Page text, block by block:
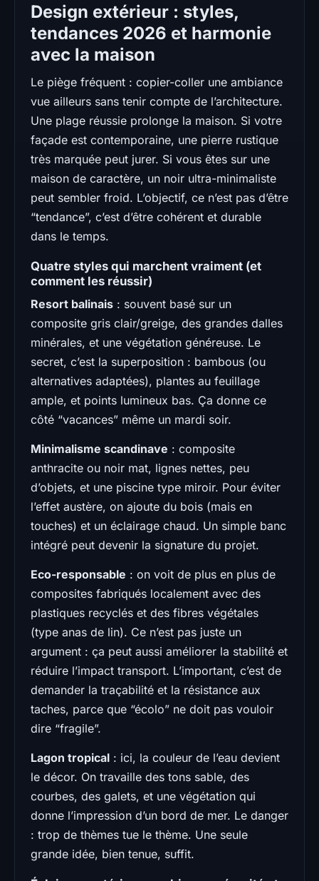
Design extérieur : styles,
tendances 2026 et harmonie
avec la maison
Le piège fréquent : copier-coller une ambiance
vue ailleurs sans tenir compte de l’architecture.
Une plage réussie prolonge la maison. Si votre
façade est contemporaine, une pierre rustique
très marquée peut jurer. Si vous êtes sur une
maison de caractère, un noir ultra-minimaliste
peut sembler froid. L’objectif, ce n’est pas d’être
“tendance”, c’est d’être cohérent et durable
dans le temps.
Quatre styles qui marchent vraiment (et
comment les réussir)
Resort balinais : souvent basé sur un
composite gris clair/greige, des grandes dalles
minérales, et une végétation généreuse. Le
secret, c’est la superposition : bambous (ou
alternatives adaptées), plantes au feuillage
ample, et points lumineux bas. Ça donne ce
côté “vacances” même un mardi soir.
Minimalisme scandinave : composite
anthracite ou noir mat, lignes nettes, peu
d’objets, et une piscine type miroir. Pour éviter
l’effet austère, on ajoute du bois (mais en
touches) et un éclairage chaud. Un simple banc
intégré peut devenir la signature du projet.
Eco-responsable : on voit de plus en plus de
composites fabriqués localement avec des
plastiques recyclés et des fibres végétales
(type anas de lin). Ce n’est pas juste un
argument : ça peut aussi améliorer la stabilité et
réduire l’impact transport. L’important, c’est de
demander la traçabilité et la résistance aux
taches, parce que “écolo” ne doit pas vouloir
dire “fragile”.
Lagon tropical : ici, la couleur de l’eau devient
le décor. On travaille des tons sable, des
courbes, des galets, et une végétation qui
donne l’impression d’un bord de mer. Le danger
: trop de thèmes tue le thème. Une seule
grande idée, bien tenue, suffit.